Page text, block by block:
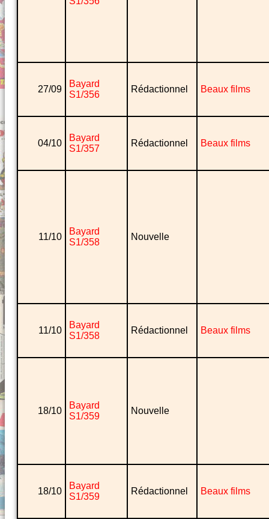
27/09
Bayard
S1/356
Rédactionnel Beaux films
04/10
Bayard
S1/357
Rédactionnel Beaux films
11/10
Bayard
S1/358
Nouvelle
11/10
Bayard
S1/358
Rédactionnel Beaux films
18/10
Bayard
S1/359
Nouvelle
18/10
Bayard
S1/359
Rédactionnel Beaux films